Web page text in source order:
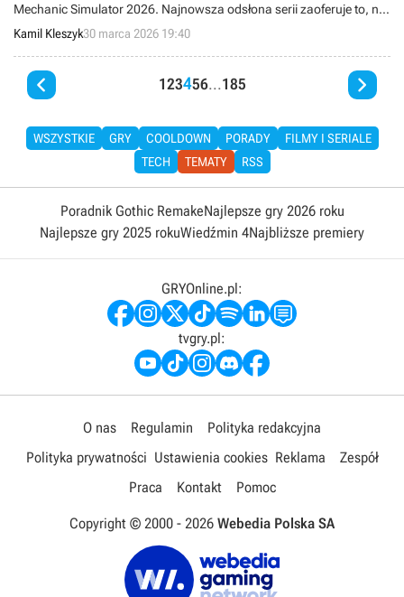
Mechanic Simulator 2026. Najnowsza odsłona serii zaoferuje to, na
co od dawna czekali fani.
Kamil Kleszyk30 marca 2026 19:40
 123456...185 
WSZYSTKIE GRY COOLDOWN PORADY
FILMY I SERIALE
TECH
TEMATY RSS
Poradnik Gothic RemakeNajlepsze gry 2026 roku
Najlepsze gry 2025 rokuWiedźmin 4Najbliższe premiery
GRYOnline.pl:
tvgry.pl:
O nas Regulamin
Polityka redakcyjna
Polityka prywatności Ustawienia cookies Reklama
Zespół
Praca
Kontakt Pomoc
Copyright © 2000 - 2026 Webedia Polska SA